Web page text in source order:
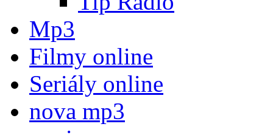
Mp3
Filmy online
Seriály online
nova mp3